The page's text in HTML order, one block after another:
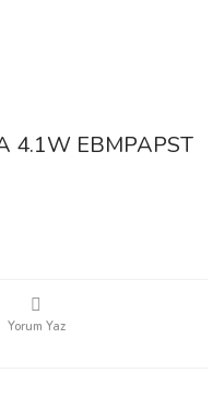
4.1W EBMPAPST
Yorum Yaz